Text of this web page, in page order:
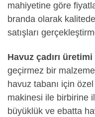
mahiyetine göre
branda olarak
satışları
Havuz çadırı üretimi
geçirmez bir
havuz tabanı için özel
makinesi ile birbirine
büyüklük ve ebatta